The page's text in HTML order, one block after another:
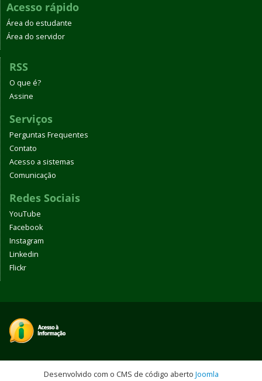
Acesso rápido
Área do estudante
Área do servidor
RSS
O que é?
Assine
Serviços
Perguntas Frequentes
Contato
Acesso a sistemas
Comunicação
Redes Sociais
YouTube
Facebook
Instagram
Linkedin
Flickr
Desenvolvido com o CMS de código aberto Joomla